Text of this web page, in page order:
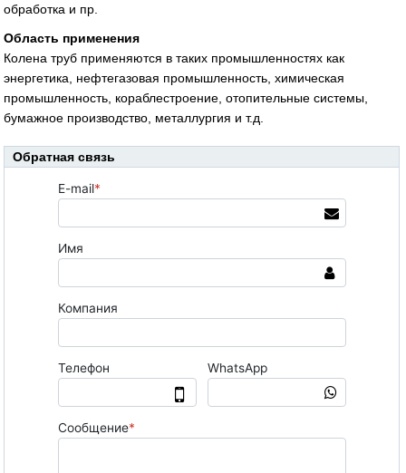
обработка и пр.
Область применения
Колена труб применяются в таких промышленностях как
энергетика, нефтегазовая промышленность, химическая
промышленность, кораблестроение, отопительные системы,
бумажное производство, металлургия и т.д.
Обратная связь